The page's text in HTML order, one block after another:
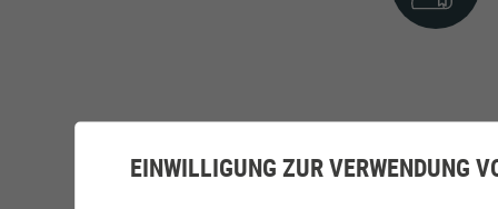
EINWILLIGUNG ZUR VERWENDUNG